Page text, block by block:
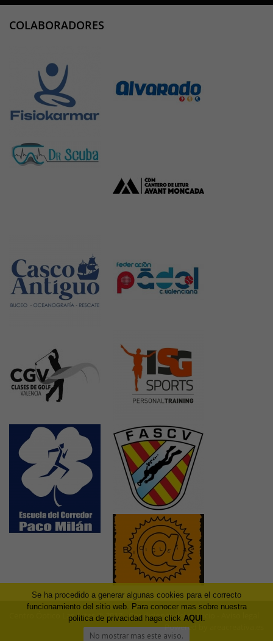
COLABORADORES
Centro Óptico Las Artes © 2017 -Condiciones del servicio
Powered by areacreativa.es
Se ha procedido a generar algunas cookies para el correcto
funcionamiento del sitio web. Para conocer mas sobre nuestra
politica de privacidad haga click AQUI .